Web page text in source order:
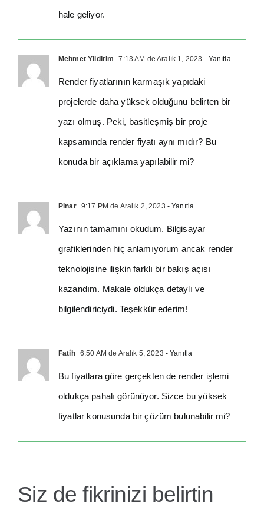
hale geliyor.
Mehmet Yildirim 7:13 AM de Aralık 1, 2023 - Yanıtla
Render fiyatlarının karmaşık yapıdaki
projelerde daha yüksek olduğunu belirten bir
yazı olmuş. Peki, basitleşmiş bir proje
kapsamında render fiyatı aynı mıdır? Bu
konuda bir açıklama yapılabilir mi?
Pinar 9:17 PM de Aralık 2, 2023 - Yanıtla
Yazının tamamını okudum. Bilgisayar
grafiklerinden hiç anlamıyorum ancak render
teknolojisine ilişkin farklı bir bakış açısı
kazandım. Makale oldukça detaylı ve
bilgilendiriciydi. Teşekkür ederim!
Fati̇h 6:50 AM de Aralık 5, 2023 - Yanıtla
Bu fiyatlara göre gerçekten de render işlemi
oldukça pahalı görünüyor. Sizce bu yüksek
fiyatlar konusunda bir çözüm bulunabilir mi?
Siz de fikrinizi belirtin